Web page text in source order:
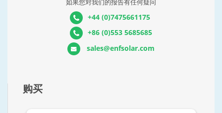
如果您对我们的报告有任何疑问
+44 (0)7475661175
+86 (0)553 5685685
sales@enfsolar.com
购买